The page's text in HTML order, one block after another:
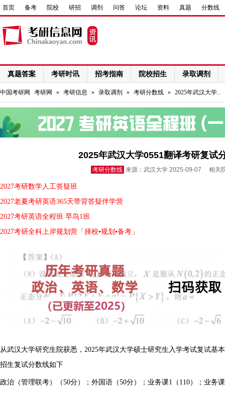
首页 备考 院校 研招 调剂 问答 论坛 资料 真题 分数线
真题答案 考研时讯 招考指南 院校招生 录取调剂
网络课程
中国考研网 考研网 » 考研信息 » 录取调剂 » 考研分数线 » 2025年武汉大学..
2025年武汉大学0551翻译考研复试
考研分数线 来源：武汉大学 2025-09-07 相关
2027考研数学人工答疑班
2027老夏考研英语365天带背答疑伴学营
2027考研英语全程班 早鸟1班
2027考研全科上岸规划营「择校▪规划▪备考」
从武汉大学研究生院获悉，2025年武汉大学硕士研究生入学考试复试基
招生复试分数线如下
政治（管理联考）（50分）；外国语（50分）；业务课1（110）；业务